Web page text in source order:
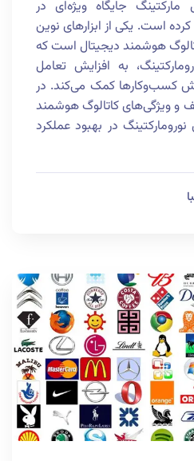
مارکتینگ جایگاه ویژه‌ای در
کرده است. یکی از ابزارهای نوین
هوشمند دیجیتال است که
به افزایش تعامل
کسب‌وکارها کمک می‌کند. در
و ویژگی‌های کاتالوگ هوشمند
در بهبود عملکرد